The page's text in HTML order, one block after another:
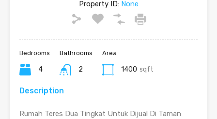
Property ID:None
Bedrooms
4
Bathrooms
2
Area
1400 sqft
Description
Rumah Teres Dua Tingkat Untuk Dijual Di Taman